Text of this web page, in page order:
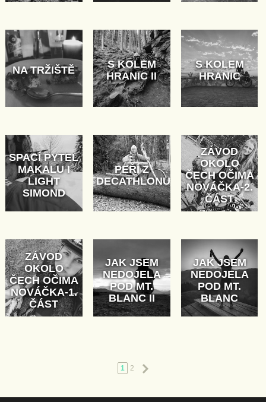
NA TRŽIŠTĚ
S KOLEM
HRANIC II
S KOLEM
HRANIC
SPACÍ PYTEL
MAKALU I
LIGHT
SIMOND
PEŘÍ Z
DECATHLONU
ZÁVOD
OKOLO
ČECH OČIMA
NOVÁČKA-2.
ČÁST
ZÁVOD
OKOLO
ČECH OČIMA
NOVÁČKA-1.
ČÁST
JAK JSEM
NEDOJELA
POD MT.
BLANC II
JAK JSEM
NEDOJELA
POD MT.
BLANC
1 2
Následující